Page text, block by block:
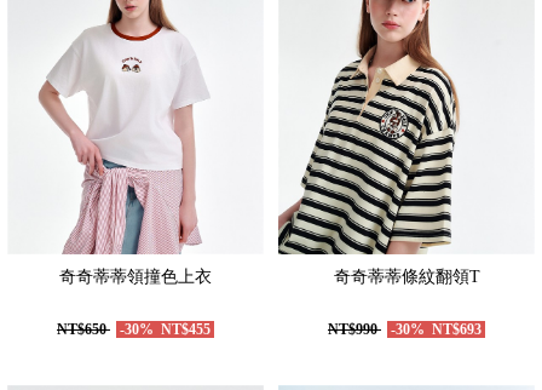
奇奇蒂蒂領撞色上衣
NT$650 -30% NT$455
奇奇蒂蒂條紋翻領T
NT$990 -30% NT$693